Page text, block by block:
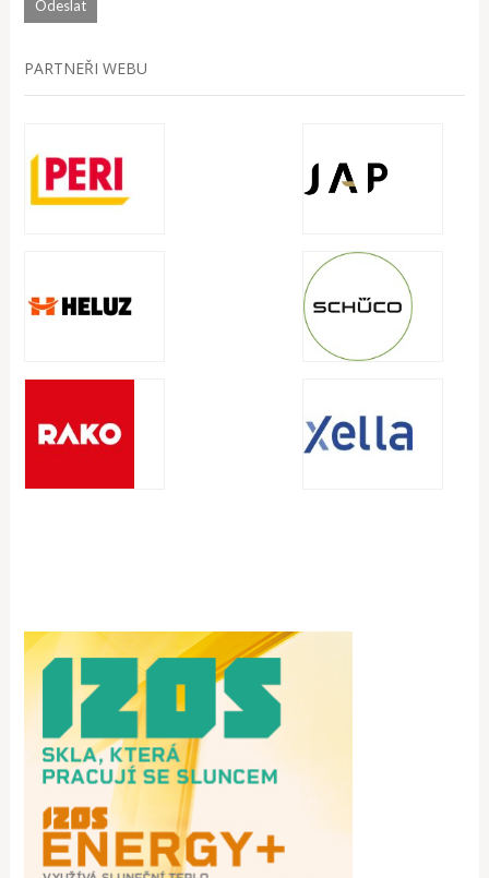
PARTNEŘI WEBU